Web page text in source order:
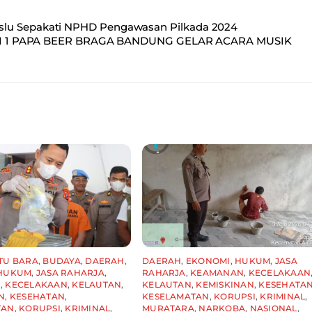
Sepakati NPHD Pengawasan Pilkada 2024
PAPA BEER BRAGA BANDUNG GELAR ACARA MUSIK
BARA, BUDAYA, DAERAH,
, JASA RAHARJA,
, KECELAKAAN, KELAUTAN,
, KESEHATAN,
, KORUPSI, KRIMINAL,
DAERAH, EKONOMI, HUKUM, JASA
RAHARJA, KEAMANAN, KECELAKAAN
KELAUTAN, KEMISKINAN,
KESELAMATAN, KORUPSI, KRIMINAL,
MURATARA, NARKOBA, NASIONAL,